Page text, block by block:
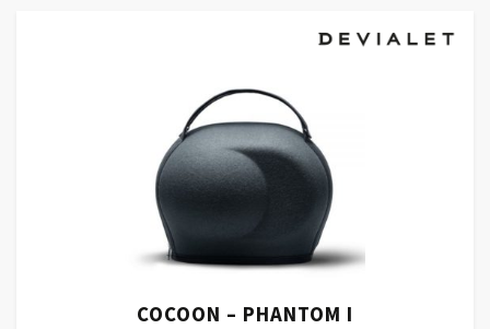
COCOON – PHANTOM I